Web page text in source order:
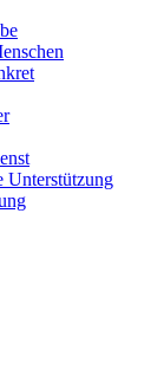
Unterstützung